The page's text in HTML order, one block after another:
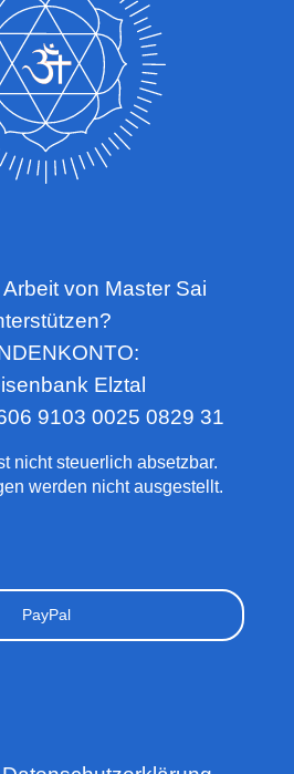
von Master Sai
Elztal
9103 0025 0829 31
nicht steuerlich absetzbar.
werden nicht ausgestellt.
PayPal